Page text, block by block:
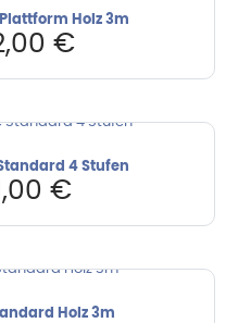
Holz 3m
€
4 Stufen
€
Holz 3m